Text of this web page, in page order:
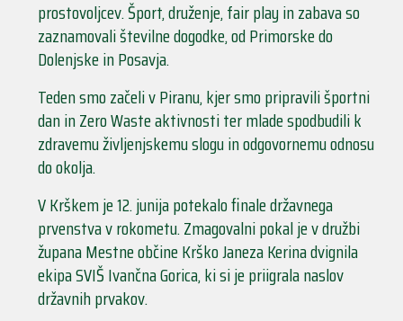
prostovoljcev. Šport, druženje, fair play in zabava so
zaznamovali številne dogodke, od Primorske do
Dolenjske in Posavja.
Teden smo začeli v Piranu, kjer smo pripravili športni
dan in Zero Waste aktivnosti ter mlade spodbudili k
zdravemu življenjskemu slogu in odgovornemu odnosu
do okolja.
V Krškem je 12. junija potekalo finale državnega
prvenstva v rokometu. Zmagovalni pokal je v družbi
župana Mestne občine Krško Janeza Kerina dvignila
ekipa SVIŠ Ivančna Gorica, ki si je priigrala naslov
državnih prvakov.